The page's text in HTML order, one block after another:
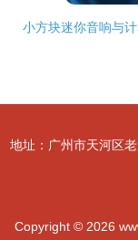
地址：广州市天河区
Copyright © 2026